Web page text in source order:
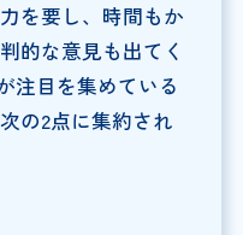
を要し、時間もか
的な意見も出てく
注目を集めている
の2点に集約され